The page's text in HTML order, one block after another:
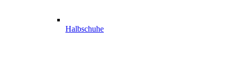
Halbschuhe